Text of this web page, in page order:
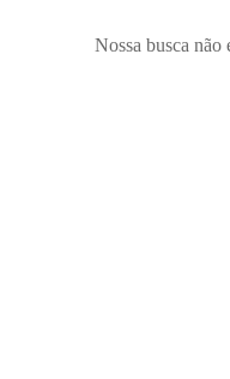
Nossa busca